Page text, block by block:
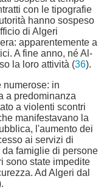
con le tipografie
hanno sospeso
di Algeri
apparentemente a
A fine anno, né Al-
la loro attività (36).
numerose: in
a predominanza
a violenti scontri
manifestavano la
l'aumento dei
ai servizi di
famiglie di persone
sono state impedite
Ad Algeri dal